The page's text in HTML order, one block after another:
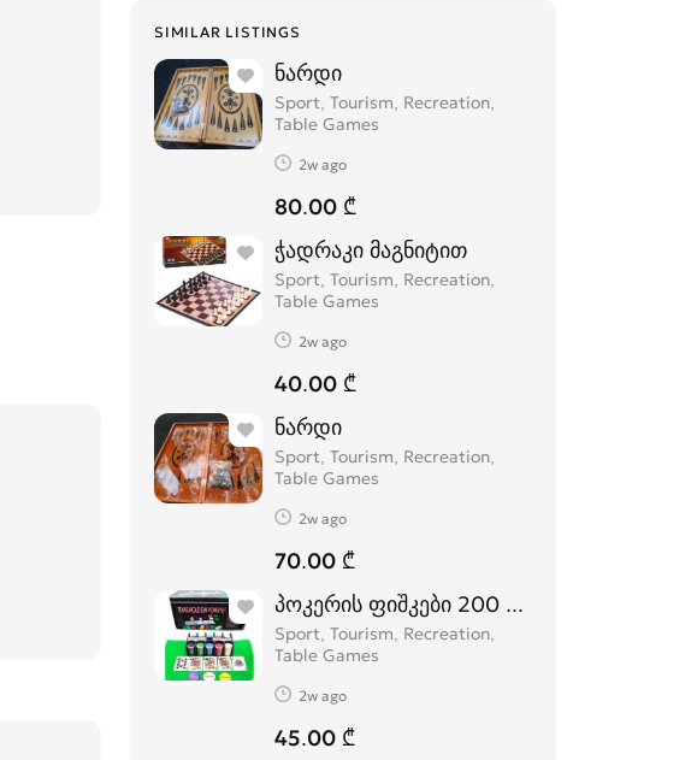
SIMILAR LISTINGS
ნარდი
Sport, Tourism, Recreation,
Table Games
2w ago
80.00 ₾
ჭადრაკი მაგნიტით
Sport, Tourism, Recreation,
Table Games
2w ago
40.00 ₾
ნარდი
Sport, Tourism, Recreation,
Table Games
2w ago
70.00 ₾
პოკერის ფიშკები 200 ცალიანი poker
Sport, Tourism, Recreation,
Table Games
2w ago
45.00 ₾